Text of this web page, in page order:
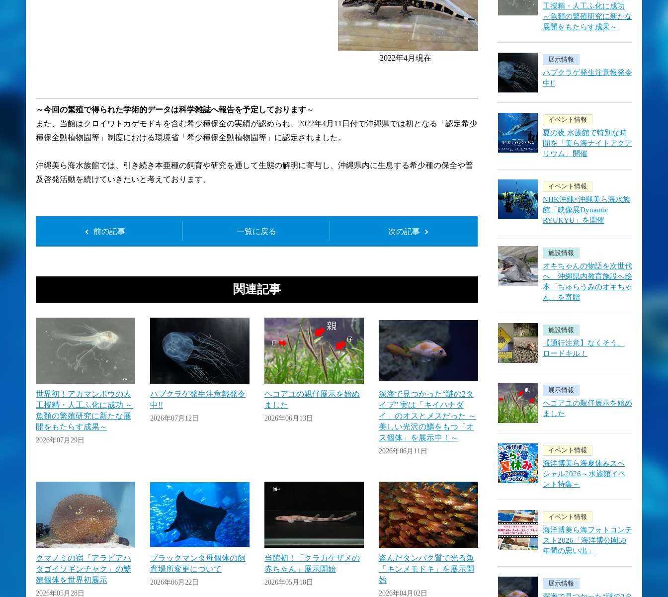
2022年4月現在
～今回の繁殖で得られた学術的データは科学雑誌へ報告を予定しております～
また、当館はクロイワトカゲモドキを含む希少種保全の実績が認められ、2022年4月11日付で沖縄県では初となる「認定希少
種保全動植物園等」制度における環境省「希少種保全動植物園等」に認定されました。
沖縄美ら海水族館では、引き続き本亜種の飼育や研究を通して生態の解明に寄与し、沖縄県内に生息する希少種の保全や普
及啓発活動を続けていきたいと考えております。
前の記事 一覧に戻る 次の記事
関連記事
世界初！アカマンボウの人
工授精・人工ふ化に成功 ～
魚類の繁殖研究に新たな展
開をもたらす成果～
2026年07月29日
ハブクラゲ発生注意報発令
中!!
2026年07月12日
ヘコアユの親仔展示を始め
ました
2026年06月13日
深海で見つかった“謎の2タ
イプ” 実は「キイハナダ
イ」のオスとメスだった ～
美しい光沢の鱗をもつ「オ
ス個体」を展示中！～
2026年06月11日
クマノミの宿「アラビアハ
タゴイソギンチャク」の繁
殖個体を世界初展示
2026年05月28日
ブラックマンタ母個体の飼
育場所変更について
2026年06月22日
当館初！「クラカケザメの
赤ちゃん」展示開始
2026年05月18日
盗んだタンパク質で光る魚
「キンメモドキ」を展示開
始
2026年04月02日
工授精・人工ふ化に成功
～魚類の繁殖研究に新たな
展開をもたらす成果～
展示情報
ハブクラゲ発生注意報発令
中!!
イベント情報
夏の夜 水族館で特別な時
間を「美ら海ナイトアクア
リウム」開催
イベント情報
NHK沖縄×沖縄美ら海水族
館「映像展Dynamic
RYUKYU」を開催
施設情報
オキちゃんの物語を次世代
へ 沖縄県内教育施設へ絵
本「ちゅらうみのオキちゃ
ん」を寄贈
施設情報
【通行注意】なくそう、
ロードキル！
展示情報
ヘコアユの親仔展示を始め
ました
イベント情報
海洋博美ら海夏休みスペ
シャル2026～水族館イベ
ント特集～
イベント情報
海洋博美ら海フォトコンテ
スト2026「海洋博公園50
年間の思い出」
展示情報